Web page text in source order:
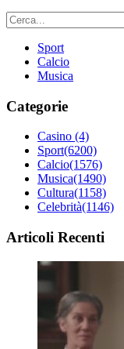
Sport
Calcio
Musica
Categorie
Casino (4)
Sport(6200)
Calcio(1576)
Musica(1490)
Cultura(1158)
Celebrità(1146)
Articoli Recenti